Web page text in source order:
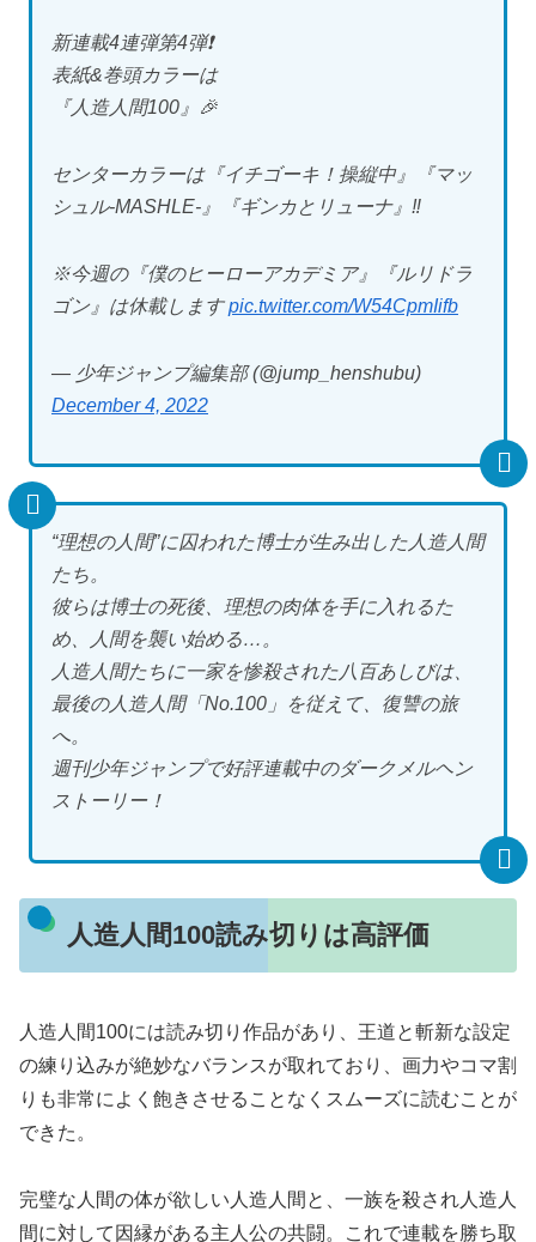
新連載4連弾第4弾❗️
表紙&巻頭カラーは
『人造人間100』🎉
センターカラーは『イチゴーキ！操縦中』『マッ
シュル-MASHLE-』『ギンカとリューナ』‼️
※今週の『僕のヒーローアカデミア』『ルリドラ
ゴン』は休載しますpic.twitter.com/W54CpmIifb
— 少年ジャンプ編集部 (@jump_henshubu)
December 4, 2022
“理想の人間”に囚われた博士が生み出した人造人間
たち。
彼らは博士の死後、理想の肉体を手に入れるた
め、人間を襲い始める…。
人造人間たちに一家を惨殺された八百あしびは、
最後の人造人間「No.100」を従えて、復讐の旅
へ。
週刊少年ジャンプで好評連載中のダークメルヘン
ストーリー！
人造人間100読み切りは高評価
人造人間100には読み切り作品があり、王道と斬新な設定
の練り込みが絶妙なバランスが取れており、画力やコマ割
りも非常によく飽きさせることなくスムーズに読むことが
できた。
完璧な人間の体が欲しい人造人間と、一族を殺され人造人
間に対して因縁がある主人公の共闘。これで連載を勝ち取